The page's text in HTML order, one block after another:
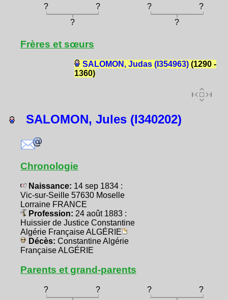
? ? ?
?
?
?
Frères et sœurs
SALOMON, Judas (I354963)(1290 -
1360)
SALOMON, Jules (I340202)
Chronologie
Naissance: 14 sep 1834 :
Vic-sur-Seille 57630 Moselle
Lorraine FRANCE
Profession: 24 août 1883 :
Huissier de Justice Constantine
Algérie Française ALGÉRIE
Décès: Constantine Algérie
Française ALGÉRIE
Parents et grand-parents
? ? ?
?